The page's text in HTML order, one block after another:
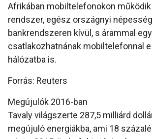
Afrikában mobiltelefonokon
rendszer, egész országnyi
bankrendszeren kívül, s árammal
csatlakozhatnának mobiltelefonnal
hálózatba is.
Forrás: Reuters
Megújulók 2016-ban
Tavaly világszerte 287,5 milliárd
megújuló energiákba, ami 18